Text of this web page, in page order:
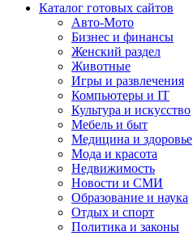
Каталог готовых сайтов
Авто-Мото
Бизнес и финансы
Женский раздел
Животные
Игры и развлечения
Компьютеры и IT
Культура и искусство
Мебель и быт
Медицина и здоровье
Мода и красота
Недвижимость
Новости и СМИ
Образование и наука
Отдых и спорт
Политика и законы